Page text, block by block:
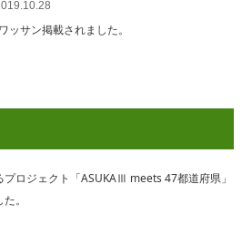
ッサン掲載されました。
ロジェクト「ASUKAⅢ meets 47都道府県」
。